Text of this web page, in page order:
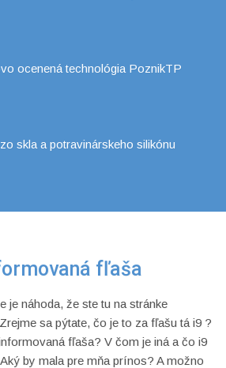
ocenená technológia PoznikTP
skla a potravinárskeho silikónu
fľaša
je náhoda, že ste tu na stránke
sa pýtate, čo je to za fľašu tá i9 ?
fľaša? V čom je iná a čo i9
by mala pre mňa prínos? A možno